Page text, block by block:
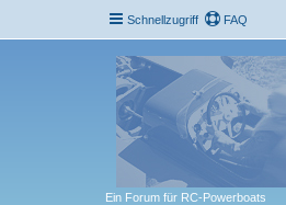
Schnellzugriff FAQ
Ein Forum für RC-Powerboats